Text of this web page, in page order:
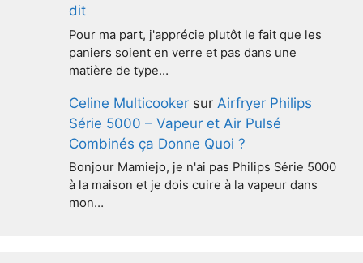
dit
Pour ma part, j'apprécie plutôt le fait que les
paniers soient en verre et pas dans une
matière de type…
Celine Multicooker sur Airfryer Philips
Série 5000 – Vapeur et Air Pulsé
Combinés ça Donne Quoi ?
Bonjour Mamiejo, je n'ai pas Philips Série 5000
à la maison et je dois cuire à la vapeur dans
mon…